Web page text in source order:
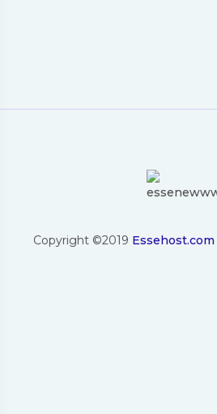
Copyright ©2019 Essehost.com